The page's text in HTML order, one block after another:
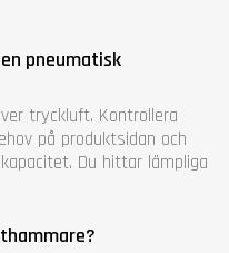
pneumatisk
tryckluft. Kontrollera
på produktsidan och
Du hittar lämpliga